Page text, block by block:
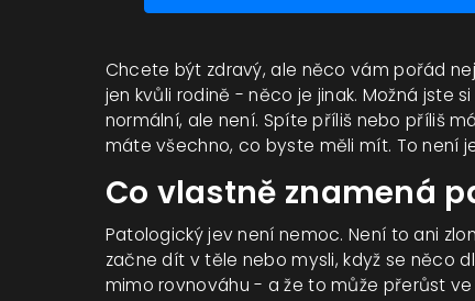
Chcete být zdravý, ale něco vám pořád
jen kvůli rodině - něco je jinak. Možná jste
normální, ale není. Spíte příliš nebo příliš
máte všechno, co byste měli mít. To není
Co vlastně znamená
Patologický jev není nemoc. Není to ani
začne dít v těle nebo mysli, když se něco
mimo rovnováhu - a že to může přerůst